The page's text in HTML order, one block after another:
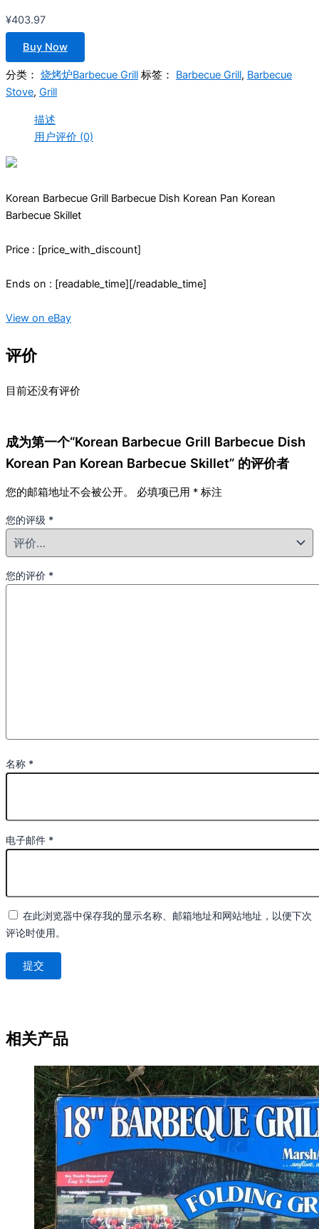
¥403.97
Buy Now
分类： 烧烤炉Barbecue Grill 标签： Barbecue Grill, Barbecue
Stove, Grill
描述
用户评价 (0)
Korean Barbecue Grill Barbecue Dish Korean Pan Korean
Barbecue Skillet
Price : [price_with_discount]
Ends on : [readable_time][/readable_time]
View on eBay
评价
目前还没有评价
成为第一个“Korean Barbecue Grill Barbecue Dish
Korean Pan Korean Barbecue Skillet” 的评价者
您的邮箱地址不会被公开。 必填项已用 * 标注
您的评级 *
您的评价 *
名称 *
电子邮件 *
在此浏览器中保存我的显示名称、邮箱地址和网站地址，以便下次
评论时使用。
相关产品